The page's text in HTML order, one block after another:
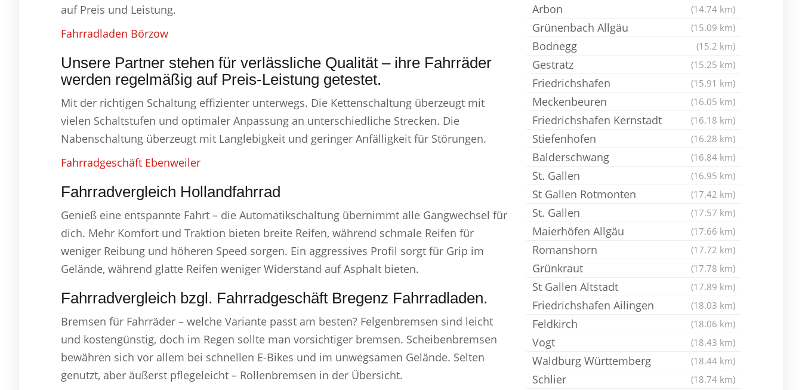
auf Preis und Leistung.
Fahrradladen Börzow
Unsere Partner stehen für verlässliche Qualität – ihre Fahrräder
werden regelmäßig auf Preis-Leistung getestet.
Mit der richtigen Schaltung effizienter unterwegs. Die Kettenschaltung überzeugt mit
vielen Schaltstufen und optimaler Anpassung an unterschiedliche Strecken. Die
Nabenschaltung überzeugt mit Langlebigkeit und geringer Anfälligkeit für Störungen.
Fahrradgeschäft Ebenweiler
Fahrradvergleich Hollandfahrrad
Genieß eine entspannte Fahrt – die Automatikschaltung übernimmt alle Gangwechsel für
dich. Mehr Komfort und Traktion bieten breite Reifen, während schmale Reifen für
weniger Reibung und höheren Speed sorgen. Ein aggressives Profil sorgt für Grip im
Gelände, während glatte Reifen weniger Widerstand auf Asphalt bieten.
Fahrradvergleich bzgl. Fahrradgeschäft Bregenz Fahrradladen.
Bremsen für Fahrräder – welche Variante passt am besten? Felgenbremsen sind leicht
und kostengünstig, doch im Regen sollte man vorsichtiger bremsen. Scheibenbremsen
bewähren sich vor allem bei schnellen E-Bikes und im unwegsamen Gelände. Selten
genutzt, aber äußerst pflegeleicht – Rollenbremsen in der Übersicht.
Arbon (14.74 km)
Grünenbach Allgäu (15.09 km)
Bodnegg (15.2 km)
Gestratz (15.25 km)
Friedrichshafen (15.91 km)
Meckenbeuren (16.05 km)
Friedrichshafen Kernstadt (16.18 km)
Stiefenhofen (16.28 km)
Balderschwang (16.84 km)
St. Gallen (16.95 km)
St Gallen Rotmonten (17.42 km)
St. Gallen (17.57 km)
Maierhöfen Allgäu (17.66 km)
Romanshorn (17.72 km)
Grünkraut (17.78 km)
St Gallen Altstadt (17.89 km)
Friedrichshafen Ailingen (18.03 km)
Feldkirch (18.06 km)
Vogt (18.43 km)
Waldburg Württemberg (18.44 km)
Schlier (18.74 km)